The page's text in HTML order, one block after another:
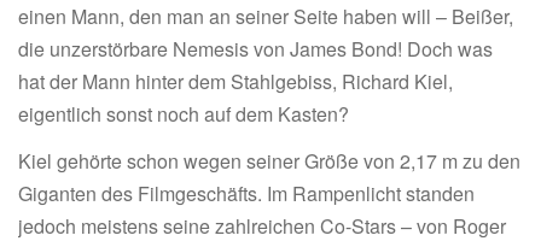
einen Mann, den man an seiner Seite haben will – Beißer,
die unzerstörbare Nemesis von James Bond! Doch was
hat der Mann hinter dem Stahlgebiss, Richard Kiel,
eigentlich sonst noch auf dem Kasten?
Kiel gehörte schon wegen seiner Größe von 2,17 m zu den
Giganten des Filmgeschäfts. Im Rampenlicht standen
jedoch meistens seine zahlreichen Co-Stars – von Roger